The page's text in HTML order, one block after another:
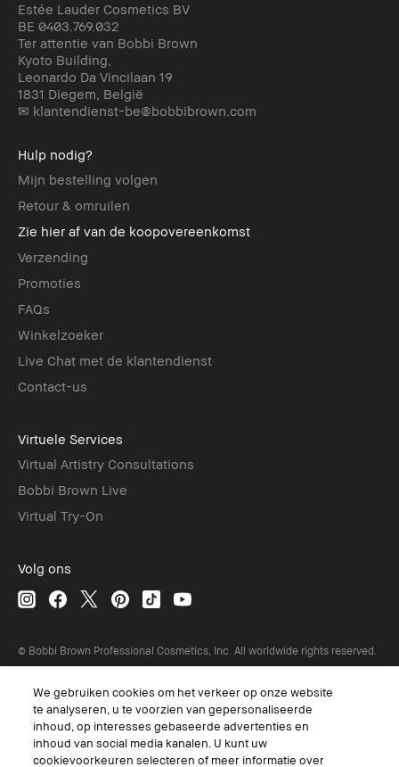
Estée Lauder Cosmetics BV
BE 0403.769.032
Ter attentie van Bobbi Brown
Kyoto Building,
Leonardo Da Vincilaan 19
1831 Diegem, België
✉ klantendienst-be@bobbibrown.com
Hulp nodig?
Mijn bestelling volgen
Retour & omruilen
Zie hier af van de koopovereenkomst
Verzending
Promoties
FAQs
Winkelzoeker
Live Chat met de klantendienst
Contact-us
Virtuele Services
Virtual Artistry Consultations
Bobbi Brown Live
Virtual Try-On
Volg ons
© Bobbi Brown Professional Cosmetics, Inc. All worldwide rights reserved.
Mijn persoonlijke informatie niet verkopen of delen/Gerichte
advertenties
Het gebruik van mijn gevoelige persoonlijke informatie beperken
Privacybeleid
Toegankelijkheid
Beheer van sitecookies
We gebruiken cookies om het verkeer op onze website
te analyseren, u te voorzien van gepersonaliseerde
inhoud, op interesses gebaseerde advertenties en
inhoud van social media kanalen. U kunt uw
cookievoorkeuren selecteren of meer informatie over